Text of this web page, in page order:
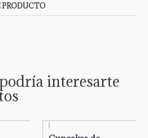
PRODUCTO
interesarte